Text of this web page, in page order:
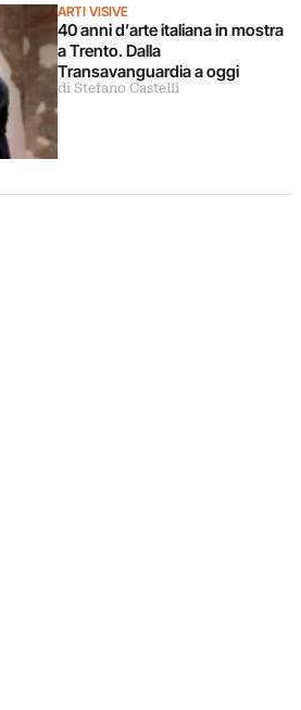
ARTI VISIVE
40 anni d’arte italiana in mostra
a Trento. Dalla
Transavanguardia a oggi
di Stefano Castelli